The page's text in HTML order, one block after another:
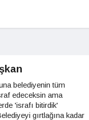
belediyenin tüm
edeceksin ama
'israfı bitirdik'
gırtlağına kadar